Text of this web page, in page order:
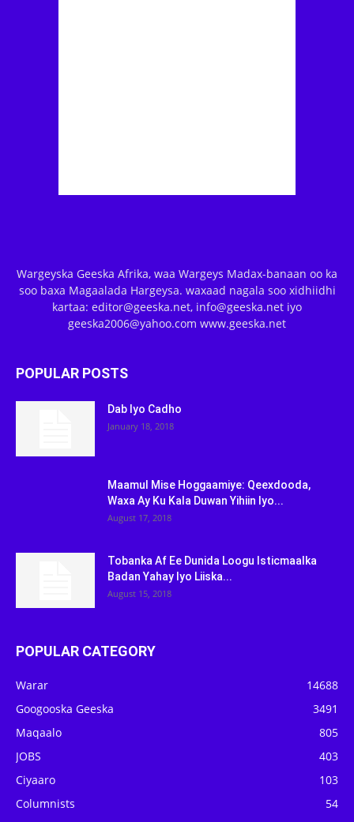
Wargeyska Geeska Afrika, waa Wargeys Madax-banaan oo ka
soo baxa Magaalada Hargeysa. waxaad nagala soo xidhiidhi
kartaa: editor@geeska.net, info@geeska.net iyo
geeska2006@yahoo.com www.geeska.net
POPULAR POSTS
Dab Iyo Cadho
January 18, 2018
Maamul Mise Hoggaamiye: Qeexdooda,
Waxa Ay Ku Kala Duwan Yihiin Iyo...
August 17, 2018
Tobanka Af Ee Dunida Loogu Isticmaalka
Badan Yahay Iyo Liiska...
August 15, 2018
POPULAR CATEGORY
Warar
14688
Googooska Geeska
3491
Maqaalo
805
JOBS
403
Ciyaaro
103
Columnists
54